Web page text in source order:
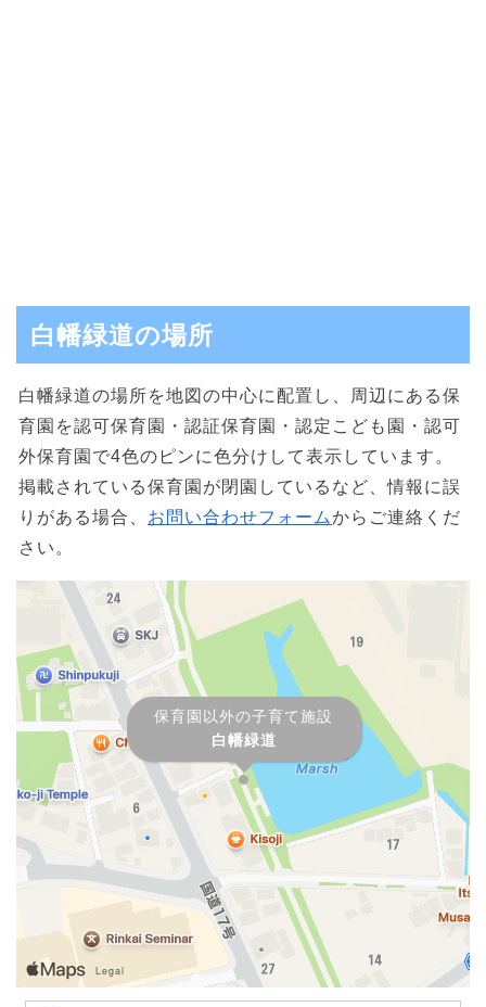
白幡緑道の場所
白幡緑道の場所を地図の中心に配置し、周辺にある保
育園を認可保育園・認証保育園・認定こども園・認可
外保育園で4色のピンに色分けして表示しています。
掲載されている保育園が閉園しているなど、情報に誤
りがある場合、 お問い合わせフォームからご連絡くだ
さい。
保育園以外の子育て施設
白幡緑道